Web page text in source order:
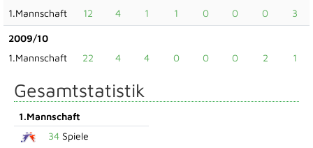
1.Mannschaft
12 4 1 1 0 0 0 3
2009/10
1.Mannschaft
22 4 4 0 0 0 2 1
Gesamtstatistik
1.Mannschaft
34 Spiele